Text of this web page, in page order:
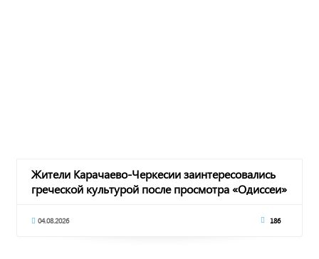
Жители Карачаево-Черкесии заинтересовались
греческой культурой после просмотра «Одиссеи»
04.08.2026 186